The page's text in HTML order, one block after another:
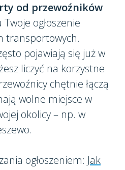
od przewoźników
ogłoszenie
transportowych.
pojawiają się już w
liczyć na korzystne
chętnie łączą
wolne miejsce w
okolicy – np. w
ogłoszeniem: Jak